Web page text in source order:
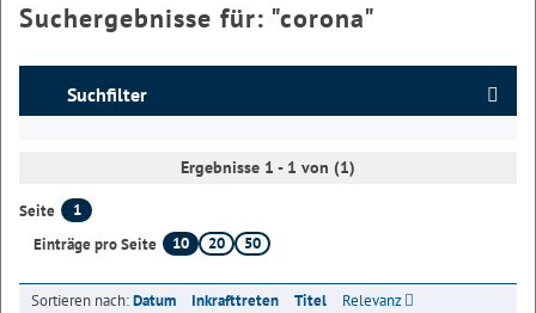
Suchergebnisse für: "corona"
Suchfilter
Ergebnisse 1 - 1 von (1)
Seite
1
Einträge pro Seite
10 20 50
Sortieren nach:Datum Inkrafttreten Titel Relevanz